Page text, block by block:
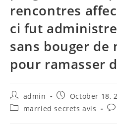
rencontres
ci fut
sans bouger de
pour ramasser
Post
author:
admin
Post
published:
October 18,
Postmarried secrets avis